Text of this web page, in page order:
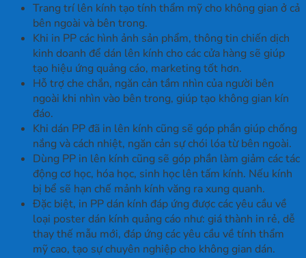
Trang trí lên kính tạo tính thẩm mỹ cho không gian ở cả
bên ngoài và bên trong.
Khi in PP các hình ảnh sản phẩm, thông tin chiến dịch
kinh doanh để dán lên kính cho các cửa hàng sẽ giúp
tạo hiệu ứng quảng cáo, marketing tốt hơn.
Hỗ trợ che chắn, ngăn cản tầm nhìn của người bên
ngoài khi nhìn vào bên trong, giúp tạo không gian kín
đáo.
Khi dán PP đã in lên kính cũng sẽ góp phần giúp chống
nắng và cách nhiệt, ngăn cản sự chói lóa từ bên ngoài.
Dùng PP in lên kính cũng sẽ góp phần làm giảm các tác
động cơ học, hóa học, sinh học lên tấm kính. Nếu kính
bị bể sẽ hạn chế mảnh kính văng ra xung quanh.
Đặc biệt, in PP dán kính đáp ứng được các yêu cầu về
loại poster dán kính quảng cáo như: giá thành in rẻ, dễ
thay thế mẫu mới, đáp ứng các yêu cầu về tính thẩm
mỹ cao, tạo sự chuyên nghiệp cho không gian dán.